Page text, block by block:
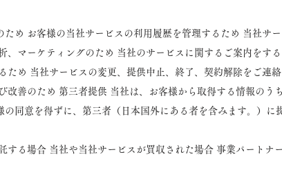
め お客様の当社サービスの利用履歴を管理するため 当社サ
マーケティングのため 当社のサービスに関するご案内をす
め 当社サービスの変更、提供中止、終了、契約解除をご連
善のため 第三者提供 当社は、お客様から取得する情報のう
同意を得ずに、第三者（日本国外にある者を含みます。）に
る場合 当社や当社サービスが買収された場合 事業パートナ